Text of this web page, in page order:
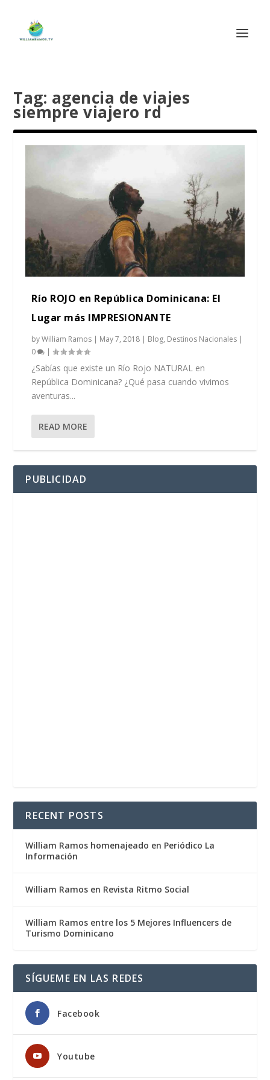
Tag: agencia de viajes
siempre viajero rd
Río ROJO en República Dominicana: El
Lugar más IMPRESIONANTE
byWilliam Ramos | May 7, 2018 | Blog, Destinos Nacionales |
0
|
¿Sabías que existe un Río Rojo NATURAL en
República Dominicana? ¿Qué pasa cuando vivimos
aventuras...
READ MORE
PUBLICIDAD
RECENT POSTS
William Ramos homenajeado en Periódico La
Información
William Ramos en Revista Ritmo Social
William Ramos entre los 5 Mejores Influencers de
Turismo Dominicano
SÍGUEME EN LAS REDES
Facebook
Youtube